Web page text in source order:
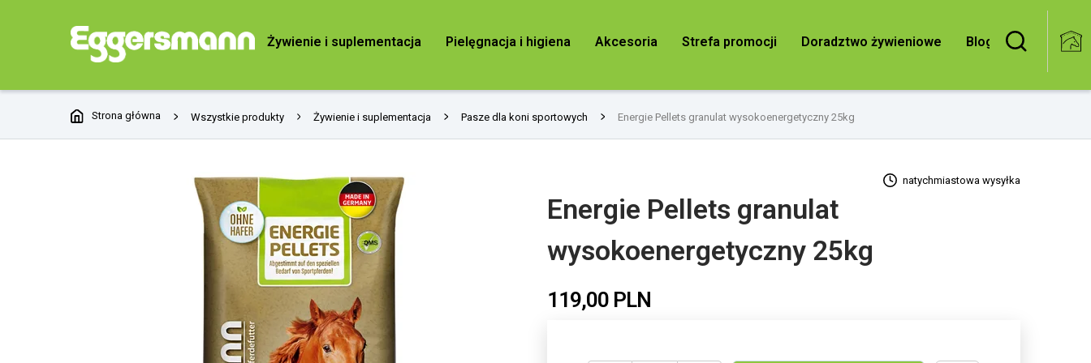
Żywienie i suplementacja Pielęgnacja i higiena Akcesoria Strefa promocji Doradztwo żywieniowe Blog
Strona główna Wszystkie produkty Żywienie i suplementacja Pasze dla koni sportowych Energie Pellets granulat wysokoenergetyczny 25kg
natychmiastowa wysyłka
Energie Pellets granulat
wysokoenergetyczny 25kg
119,00 PLN